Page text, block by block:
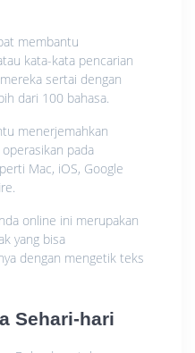
membantu
kata-kata pencarian
sertai dengan
dari 100 bahasa.
menerjemahkan
pada
Mac, iOS, Google
online ini merupakan
yang bisa
dengan mengetik teks
Sehari-hari